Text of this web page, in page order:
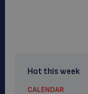
Hot this week
CALENDAR